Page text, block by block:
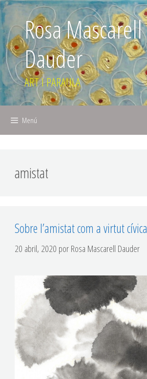
Rosa Mascarell
Dauder
ART I PARAULA
Menú
amistat
Sobre l’amistat com a virtut cívica
20 abril, 2020 porRosa Mascarell Dauder